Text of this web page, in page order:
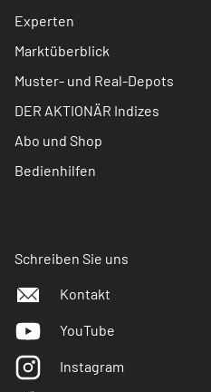
Experten
Marktüberblick
Muster- und Real-Depots
DER AKTIONÄR Indizes
Abo und Shop
Bedienhilfen
Schreiben Sie uns
Kontakt
YouTube
Instagram